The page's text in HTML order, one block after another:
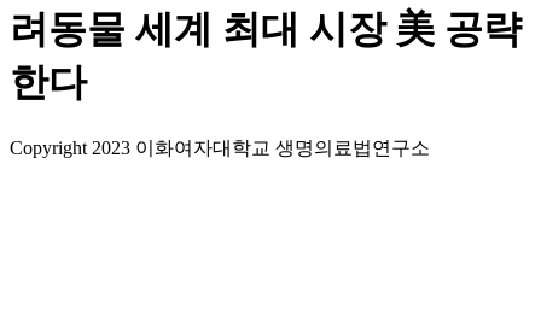
려동물 세계 최대 시장 美 공략
한다
Copyright 2023 이화여자대학교 생명의료법연구소